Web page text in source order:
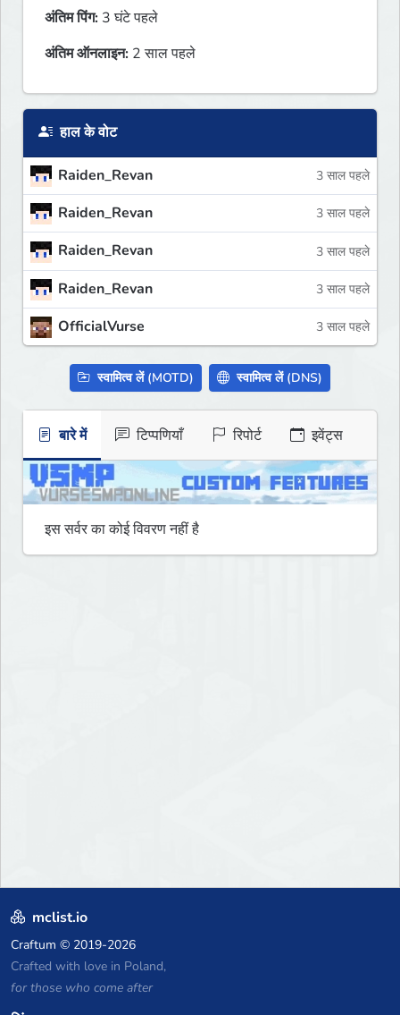
अंतिम पिंग: 3 घंटे पहले
अंतिम ऑनलाइन: 2 साल पहले
हाल के वोट
Raiden_Revan 3 साल पहले
Raiden_Revan 3 साल पहले
Raiden_Revan 3 साल पहले
Raiden_Revan 3 साल पहले
OfficialVurse 3 साल पहले
स्वामित्व लें (MOTD) स्वामित्व लें (DNS)
बारे में टिप्पणियाँ रिपोर्ट इवेंट्स
इस सर्वर का कोई विवरण नहीं है
mclist.io
Craftum © 2019-2026
Crafted with love in Poland,
for those who come after